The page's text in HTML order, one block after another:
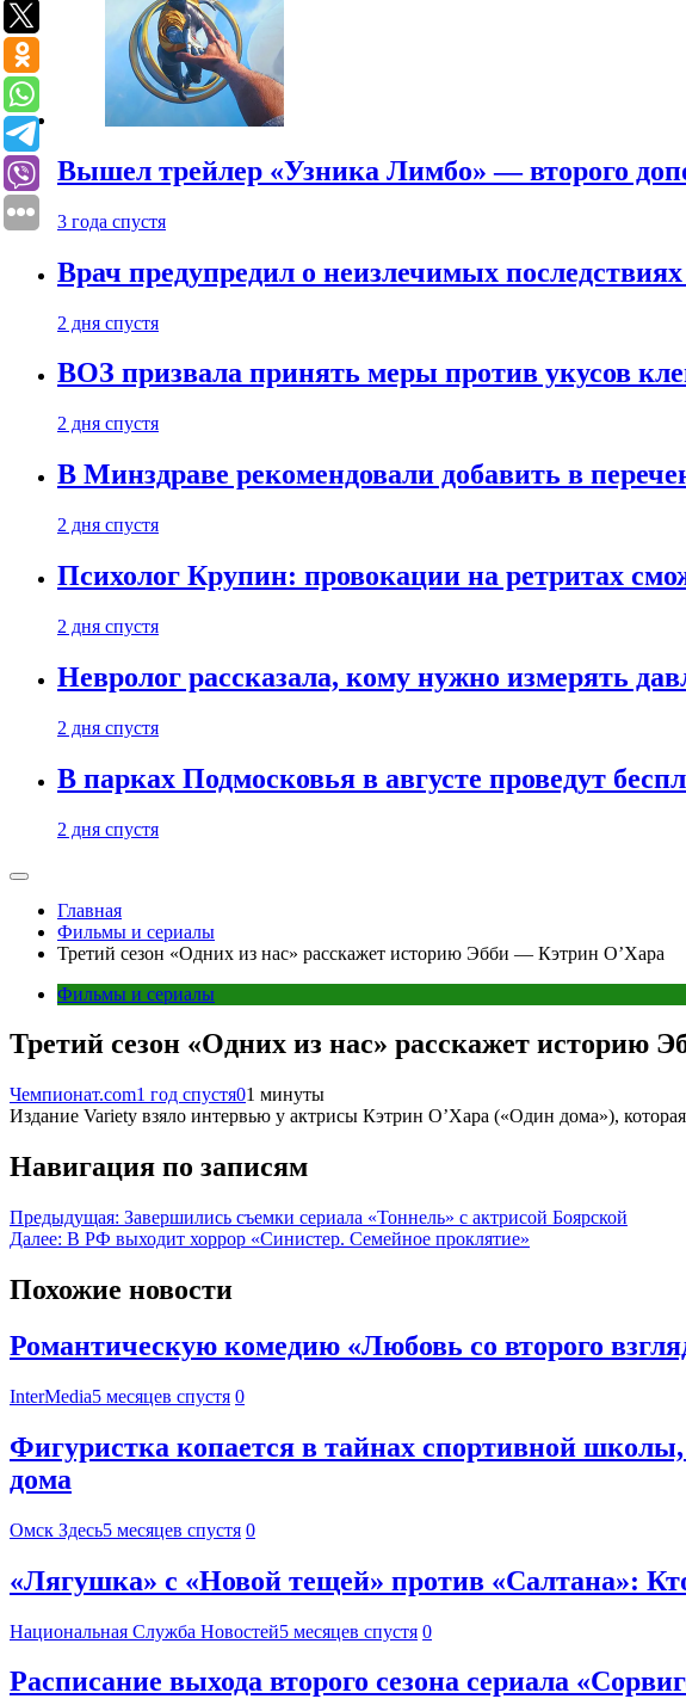
Вышел трейлер «Узника Лимбо» — второго
3 года спустя
Врач предупредил о неизлечимых
2 дня спустя
ВОЗ призвала принять меры против укусов
2 дня спустя
В Минздраве рекомендовали добавить в
2 дня спустя
Психолог Крупин: провокации на ретритах
2 дня спустя
Невролог рассказала, кому нужно измерять
2 дня спустя
В парках Подмосковья в августе проведут
2 дня спустя
Главная
Фильмы и сериалы
Третий сезон «Одних из нас» расскажет историю Эбби — Кэтрин О’Хара
Фильмы и сериалы
Третий сезон «Одних из нас» расскажет историю
Чемпионат.com1 год спустя01 минуты
Издание Variety взяло интервью у актрисы Кэтрин О’Хара («Один дома»),
Навигация по записям
Предыдущая: Завершились съемки сериала «Тоннель» с актрисой Боярской
Далее: В РФ выходит хоррор «Синистер. Семейное проклятие»
Похожие новости
Романтическую комедию «Любовь со второго
InterMedia5 месяцев спустя 0
Фигуристка копается в тайнах спортивной
дома
Омск Здесь5 месяцев спустя 0
«Лягушка» с «Новой тещей» против «Салтана»:
Национальная Служба Новостей5 месяцев спустя 0
Расписание выхода второго сезона сериала